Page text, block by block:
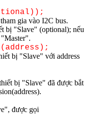
gia vào I2C bus.
bị "Slave" (optional); nếu
bị "Slave" với address
bị "Slave" đã được bắt
được gọi